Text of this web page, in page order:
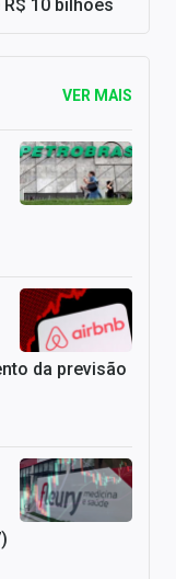
10 bilhões
VER MAIS
da previsão